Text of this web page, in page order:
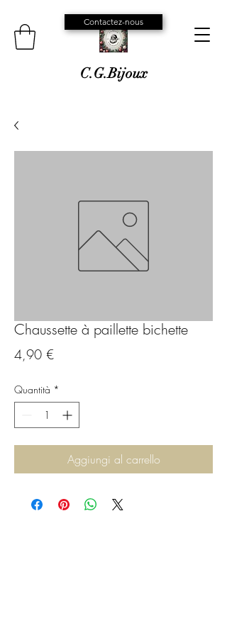
C.G.Bijoux
Contactez-nous
Chaussette à paillette bichette
4,90 €
Quantità *
Aggiungi al carrello